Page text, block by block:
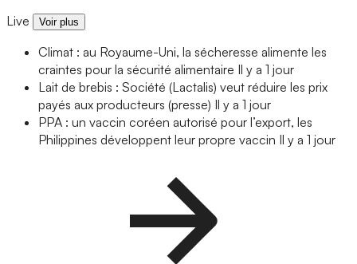
Live Voir plus
Climat : au Royaume-Uni, la sécheresse alimente les
craintes pour la sécurité alimentaire Il y a 1 jour
Lait de brebis : Société (Lactalis) veut réduire les prix
payés aux producteurs (presse) Il y a 1 jour
PPA : un vaccin coréen autorisé pour l’export, les
Philippines développent leur propre vaccin Il y a 1 jour